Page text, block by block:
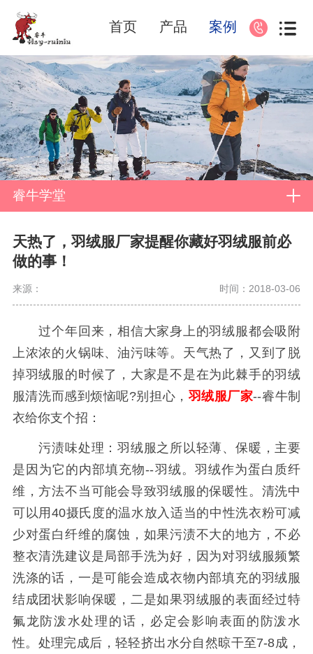
首页 产品 案例
睿牛学堂
天热了，羽绒服厂家提醒你藏好羽绒服前必
做的事！
来源： 时间：2018-03-06
过个年回来，相信大家身上的羽绒服都会吸附
上浓浓的火锅味、油污味等。天气热了，又到了脱
掉羽绒服的时候了，大家是不是在为此棘手的羽绒
服清洗而感到烦恼呢?别担心， 羽绒服厂家--睿牛制
衣给你支个招：
污渍味处理：羽绒服之所以轻薄、保暖，主要
是因为它的内部填充物--羽绒。羽绒作为蛋白质纤
维，方法不当可能会导致羽绒服的保暖性。清洗中
可以用40摄氏度的温水放入适当的中性洗衣粉可减
少对蛋白纤维的腐蚀，如果污渍不大的地方，不必
整衣清洗建议是局部手洗为好，因为对羽绒服频繁
洗涤的话，一是可能会造成衣物内部填充的羽绒服
结成团状影响保暖，二是如果羽绒服的表面经过特
氟龙防泼水处理的话，必定会影响表面的防泼水
性。处理完成后，轻轻挤出水分自然晾干至7-8成，